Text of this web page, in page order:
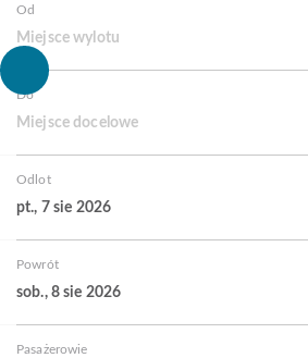
Od
Miejsce wylotu
Do
Miejsce docelowe
Odlot
pt., 7 sie 2026
Powrót
sob., 8 sie 2026
Pasażerowie